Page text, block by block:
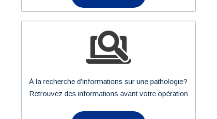
À la recherche d’informations sur une pathologie?
Retrouvez des informations avant votre opération